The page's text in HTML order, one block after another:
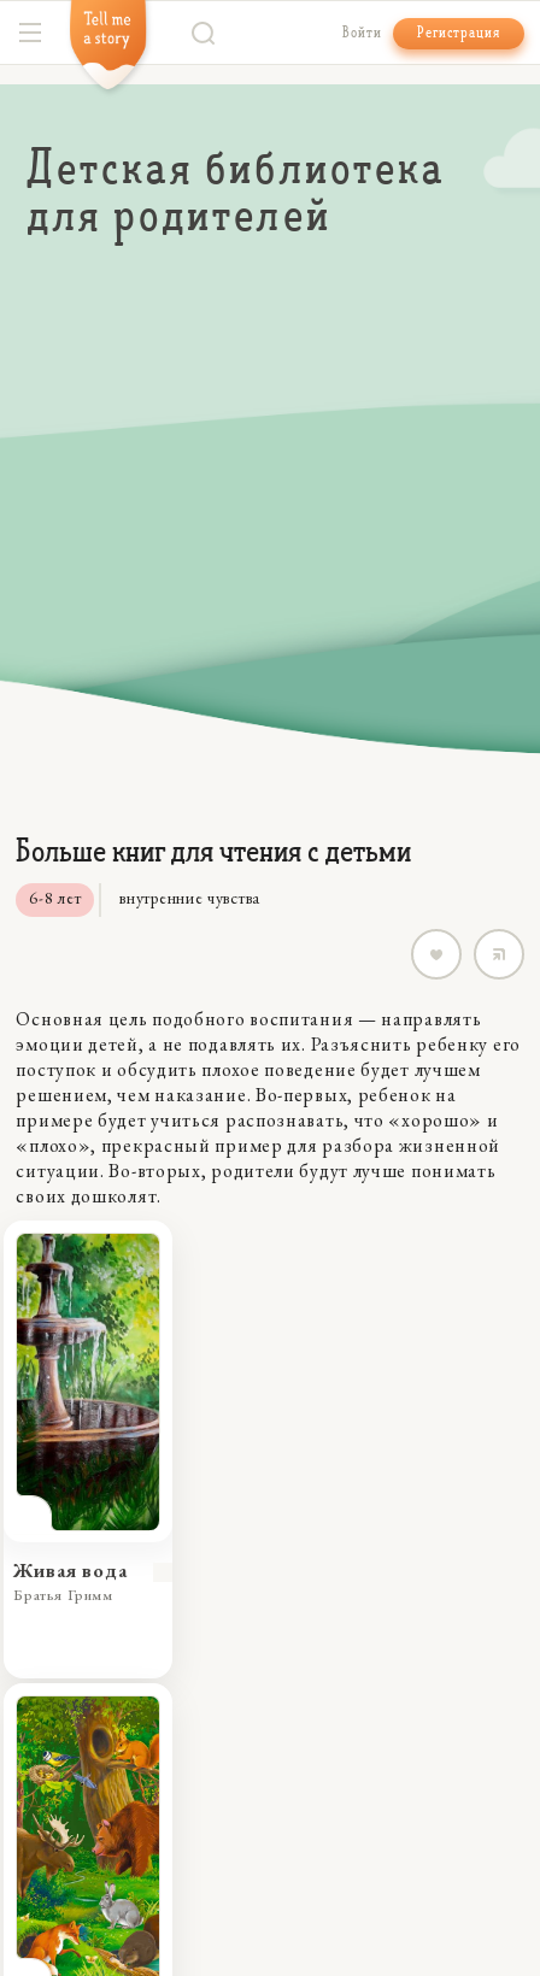
Войти Регистрация
Детская библиотека
для родителей
Больше книг для чтения с детьми
6-8 лет внутренние чувства
Основная цель подобного воспитания — направлять
эмоции детей, а не подавлять их. Разъяснить ребенку его
поступок и обсудить плохое поведение будет лучшем
решением, чем наказание. Во-первых, ребенок на
примере будет учиться распознавать, что «хорошо» и
«плохо», прекрасный пример для разбора жизненной
ситуации. Во-вторых, родители будут лучше понимать
своих дошколят.
Живая вода
Братья Гримм